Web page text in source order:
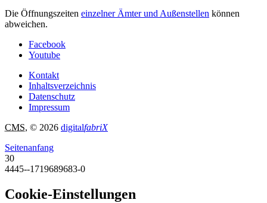
Die Öffnungszeiten einzelner Ämter und Außenstellen können
abweichen.
Facebook
Youtube
Kontakt
Inhaltsverzeichnis
Datenschutz
Impressum
CMS, © 2026 digitalfabriX
Seitenanfang
30
4445--1719689683-0
Cookie-Einstellungen